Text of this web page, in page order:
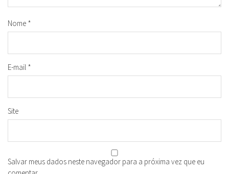
Nome *
E-mail *
Site
Salvar meus dados neste navegador para a próxima vez que eu